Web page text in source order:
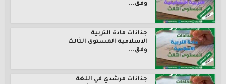
وفق...
جذاذات مادة التربية
الاسلامية المستوى الثالث
وفق...
جذاذات مرشدي في اللغة